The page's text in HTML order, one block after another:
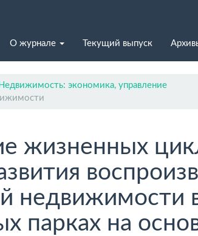
О журнале Текущий выпуск
экономика, управление
жизненных
недвижимости
парках на